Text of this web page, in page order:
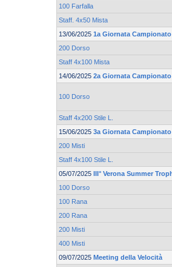
100 Farfalla
Staff. 4x50 Mista
13/06/2025 1a Giornata
200 Dorso
Staff 4x100 Mista
14/06/2025 2a Giornata
100 Dorso
Staff 4x200 Stile L.
15/06/2025 3a Giornata
200 Misti
Staff 4x100 Stile L.
05/07/2025 III° Verona Summer
100 Dorso
100 Rana
200 Rana
200 Misti
400 Misti
09/07/2025 Meeting della Velocità